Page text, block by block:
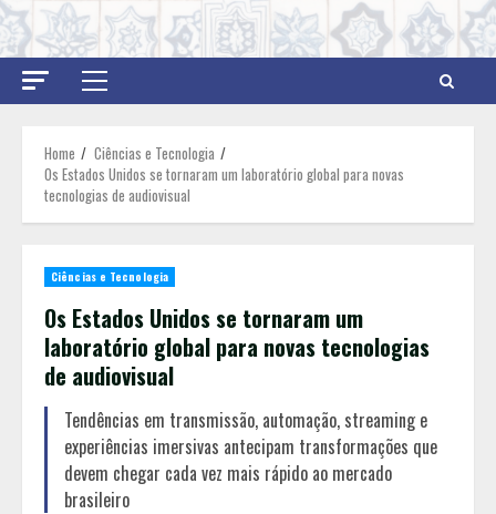
Primary
Home
Ciências e Tecnologia
Os Estados Unidos se tornaram um laboratório global para novas
tecnologias de audiovisual
Ciências e Tecnologia
Os Estados Unidos se tornaram um
laboratório global para novas tecnologias
de audiovisual
Tendências em transmissão, automação, streaming e
experiências imersivas antecipam transformações que
devem chegar cada vez mais rápido ao mercado
brasileiro